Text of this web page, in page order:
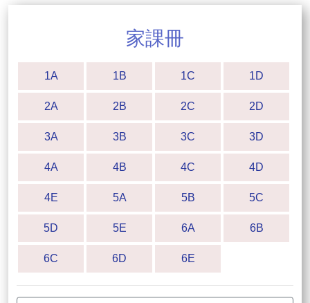
家課冊
1A 1B 1C 1D
2A 2B 2C 2D
3A 3B 3C 3D
4A 4B 4C 4D
4E 5A 5B 5C
5D 5E 6A 6B
6C 6D 6E